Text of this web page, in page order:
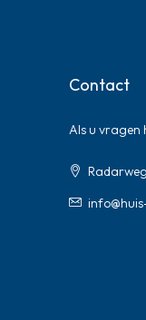
Contact
Als u vragen